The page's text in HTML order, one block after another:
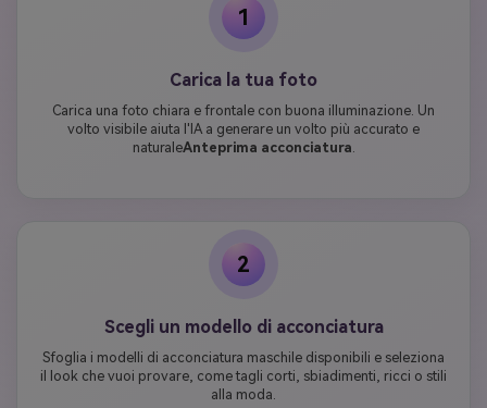
1
Carica la tua foto
Carica una foto chiara e frontale con buona illuminazione. Un
volto visibile aiuta l'IA a generare un volto più accurato e
naturaleAnteprima acconciatura.
2
Scegli un modello di acconciatura
Sfoglia i modelli di acconciatura maschile disponibili e seleziona
il look che vuoi provare, come tagli corti, sbiadimenti, ricci o stili
alla moda.